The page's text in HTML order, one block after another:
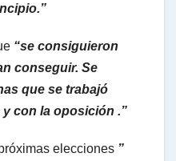
“se consiguieron
conseguir. Se
que se trabajó
con la oposición .”
elecciones ”